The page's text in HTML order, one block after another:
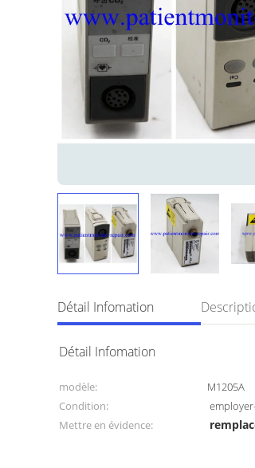
Détail Infomation
Détail Infomation
modèle: M1205A
Condition:
Mettre en évidence: